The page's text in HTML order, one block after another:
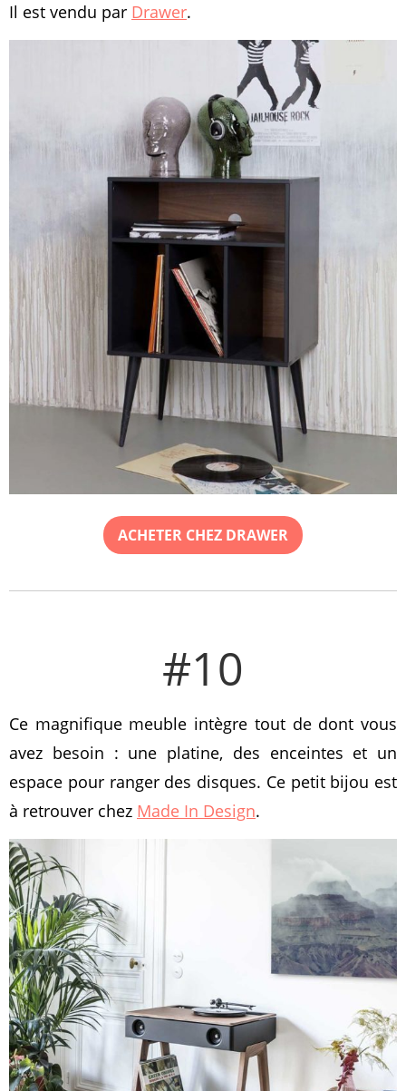
Il est vendu par Drawer.
ACHETER CHEZ DRAWER
#10
Ce magnifique meuble intègre tout de dont vous
avez besoin : une platine, des enceintes et un
espace pour ranger des disques. Ce petit bijou est
à retrouver chez Made In Design.